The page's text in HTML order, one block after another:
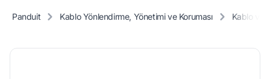
Panduit Kablo Yönlendirme, Yönetimi ve Koruması Kablo ve